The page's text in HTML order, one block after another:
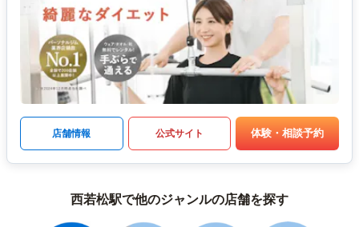
店舗情報 公式サイト 体験・相談予約
西若松駅で他のジャンルの店舗を探す